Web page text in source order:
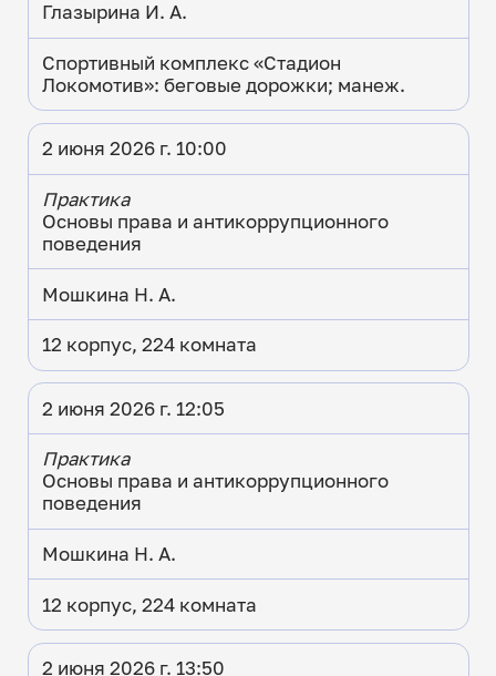
Глазырина И. А.
Спортивный комплекс «Стадион
Локомотив»: беговые дорожки; манеж.
2 июня 2026 г. 10:00
Практика
Основы права и антикоррупционного
поведения
Мошкина Н. А.
12 корпус, 224 комната
2 июня 2026 г. 12:05
Практика
Основы права и антикоррупционного
поведения
Мошкина Н. А.
12 корпус, 224 комната
2 июня 2026 г. 13:50